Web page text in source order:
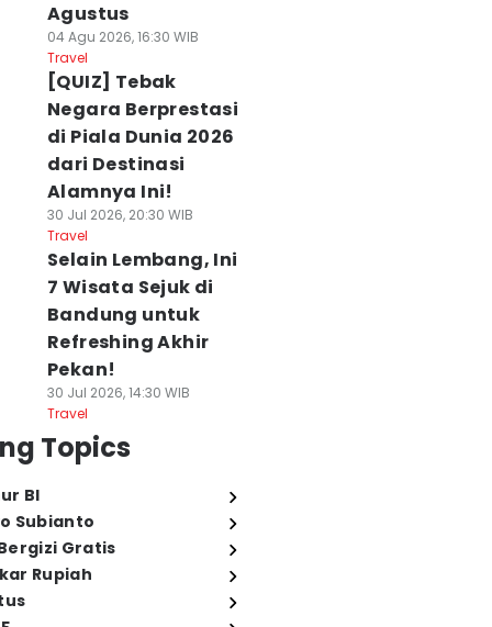
Agustus
04 Agu 2026, 16:30 WIB
Travel
[QUIZ] Tebak
Negara Berprestasi
di Piala Dunia 2026
dari Destinasi
Alamnya Ini!
30 Jul 2026, 20:30 WIB
Travel
Selain Lembang, Ini
7 Wisata Sejuk di
Bandung untuk
Refreshing Akhir
Pekan!
30 Jul 2026, 14:30 WIB
Travel
Topics
BI
Subianto
Gratis
Rupiah